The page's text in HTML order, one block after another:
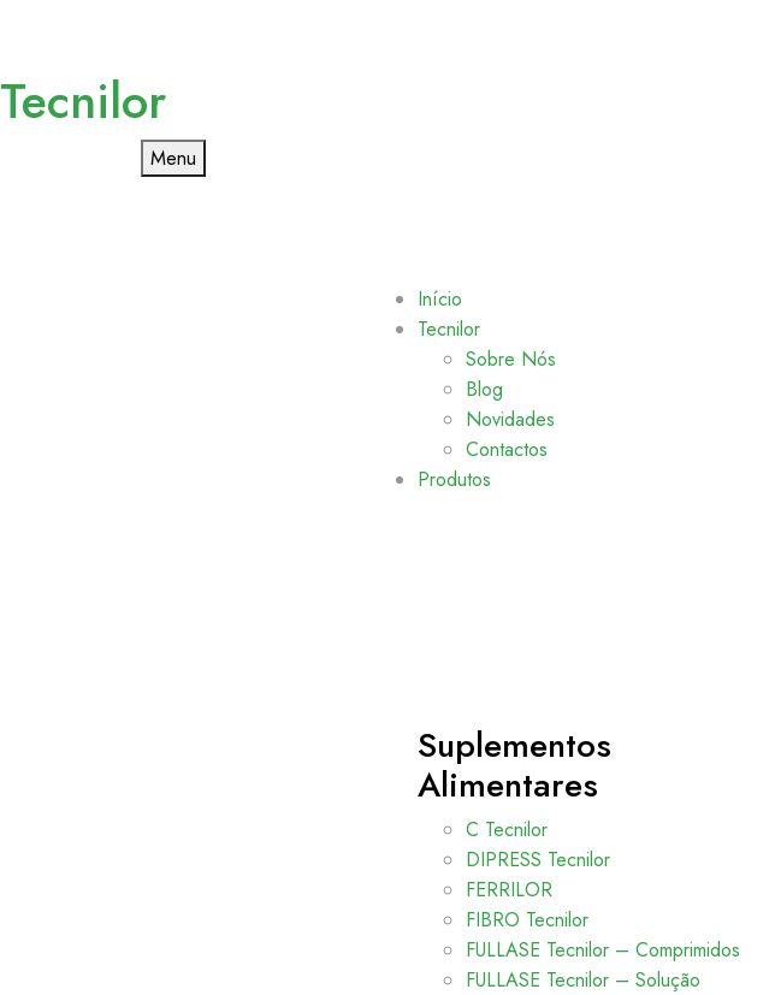
Tecnilor
Menu
Início
Tecnilor
Sobre Nós
Blog
Novidades
Contactos
Produtos
Suplementos
Alimentares
C Tecnilor
DIPRESS Tecnilor
FERRILOR
FIBRO Tecnilor
FULLASE Tecnilor – Comprimidos
FULLASE Tecnilor – Solução